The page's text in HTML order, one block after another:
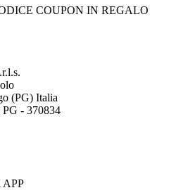
COUPON IN REGALO
(PG) Italia
PG - 370834